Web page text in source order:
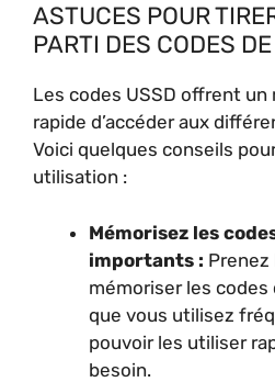
ASTUCES POUR
PARTI DES CODES
Les codes USSD offrent
rapide d’accéder aux
Voici quelques conseils
utilisation :
Mémorisez les
importants : Prenez
mémoriser les codes
que vous utilisez
pouvoir les utiliser
besoin.